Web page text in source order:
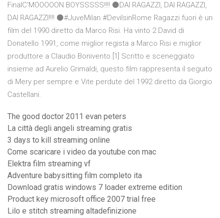
FinalC'MOOOOON BOYSSSSS!!!! ⚫DAI RAGAZZI, DAI RAGAZZI,
DAI RAGAZZI!!!! ⚫#JuveMilan #DevilsinRome Ragazzi fuori è un
film del 1990 diretto da Marco Risi. Ha vinto 2 David di
Donatello 1991, come miglior regista a Marco Risi e miglior
produttore a Claudio Bonivento.[1] Scritto e sceneggiato
insieme ad Aurelio Grimaldi, questo film rappresenta il seguito
di Mery per sempre e Vite perdute del 1992 diretto da Giorgio
Castellani.
The good doctor 2011 evan peters
La città degli angeli streaming gratis
3 days to kill streaming online
Come scaricare i video da youtube con mac
Elektra film streaming vf
Adventure babysitting film completo ita
Download gratis windows 7 loader extreme edition
Product key microsoft office 2007 trial free
Lilo e stitch streaming altadefinizione